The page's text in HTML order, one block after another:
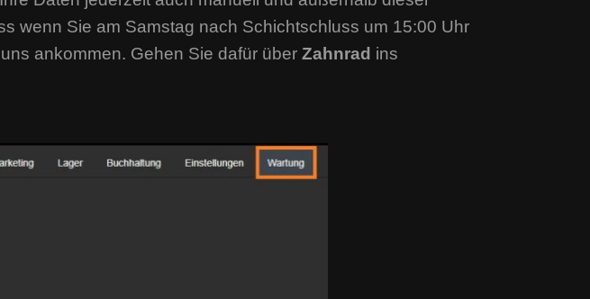
wenn Sie am Samstag nach Schichtschluss um 15:00 Uhr
ankommen. Gehen Sie dafür über Zahnrad ins